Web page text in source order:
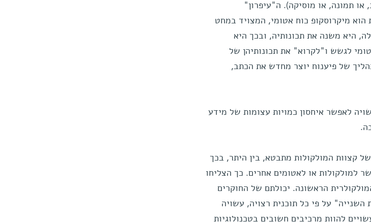
תמונה, או מוסיקה). ה"עיפרון"
מיקרוסקופ כוח אטומי, המצויד במחט
היא משנה את תכונותיה, ובכך היא
לגשש ו"לקרוא" את תכונותיהן של
של פיענוח יוצר מחדש את הכתב,
לאפשר איחסון כמויות עצומות של מידע
קצוות המולקולות מתבטא, בין היתר, בכך
למולקולות או לאטומים אחרים. כך הצליחו
הראשונה. יכולתם של החוקרים
על פי כל תוכנית רצויה, עשויה
להוות מרכיבים חשובים בטכנולוגיות